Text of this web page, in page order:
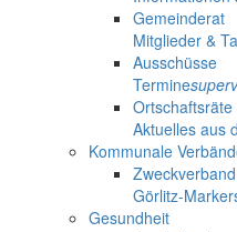
Gemeinderat
Mitglieder &
Ausschüsse
Termine
Ortschaftsräte
Aktuelles aus
Kommunale
Görlitz-
Gesundheit